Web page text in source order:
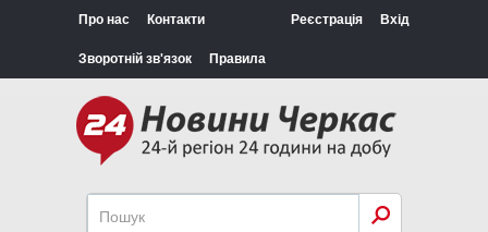
Про нас Контакти
Зворотній зв'язок Правила
Реєстрація Вхід